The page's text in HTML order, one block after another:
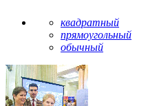
квадратный
прямоугольный
обычный